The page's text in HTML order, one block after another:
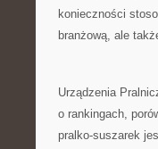
konieczności
branżową, ale
Urządzenia
o rankingach,
pralko-suszarek